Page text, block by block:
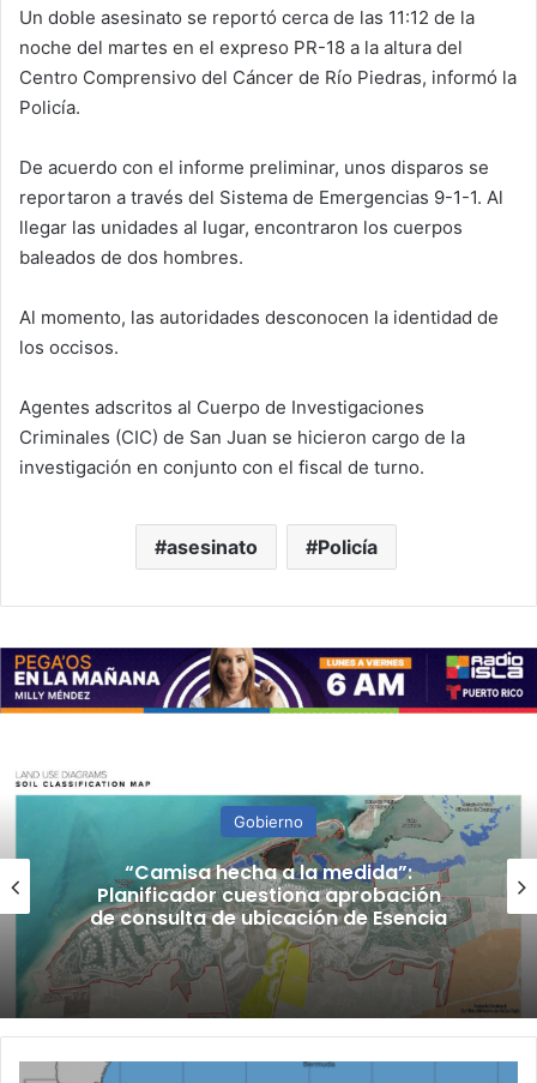
Un doble asesinato se reportó cerca de las 11:12 de la
noche del martes en el expreso PR-18 a la altura del
Centro Comprensivo del Cáncer de Río Piedras, informó la
Policía.
De acuerdo con el informe preliminar, unos disparos se
reportaron a través del Sistema de Emergencias 9-1-1. Al
llegar las unidades al lugar, encontraron los cuerpos
baleados de dos hombres.
Al momento, las autoridades desconocen la identidad de
los occisos.
Agentes adscritos al Cuerpo de Investigaciones
Criminales (CIC) de San Juan se hicieron cargo de la
investigación en conjunto con el fiscal de turno.
asesinato Policía
Gobierno
“Camisa hecha a la medida”:
Planificador cuestiona aprobación
de consulta de ubicación de Esencia
Descontinúan